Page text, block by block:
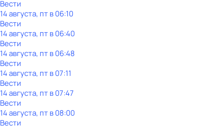
Вести
14 августа, пт в 06:10
Вести
14 августа, пт в 06:40
Вести
14 августа, пт в 06:48
Вести
14 августа, пт в 07:11
Вести
14 августа, пт в 07:47
Вести
14 августа, пт в 08:00
Вести